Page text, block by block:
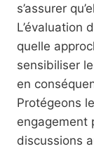
s’assurer
L’évaluation
quelle
sensibiliser
en
Protégeons
engagement
discussions